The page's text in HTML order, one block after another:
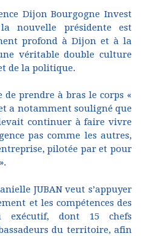
Dijon Bourgogne Invest
nouvelle présidente est
profond à Dijon et à la
véritable double culture
de la politique.
de prendre à bras le corps «
a notamment souligné que
continuer à faire vivre
pas comme les autres,
pilotée par et pour
JUBAN veut s’appuyer
et les compétences des
exécutif, dont 15 chefs
du territoire, afin